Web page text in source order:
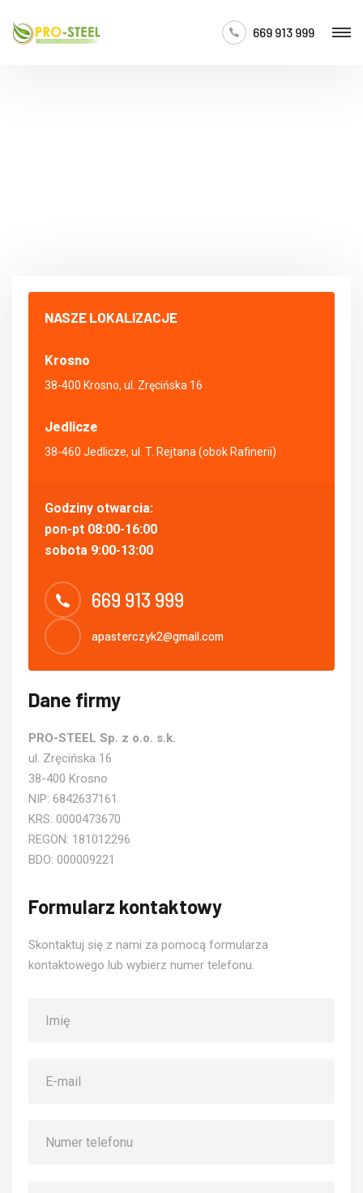
669 913 999
NASZE LOKALIZACJE
Krosno
38-400 Krosno, ul. Zręcińska 16
Jedlicze
38-460 Jedlicze, ul. T. Rejtana (obok Rafinerii)
Godziny otwarcia:
pon-pt 08:00-16:00
sobota 9:00-13:00
669 913 999
apasterczyk2@gmail.com
Dane firmy
PRO-STEEL Sp. z o.o. s.k.
ul. Zręcińska 16
38-400 Krosno
NIP: 6842637161
KRS: 0000473670
REGON: 181012296
BDO: 000009221
Formularz kontaktowy
Skontaktuj się z nami za pomocą formularza
kontaktowego lub wybierz numer telefonu.